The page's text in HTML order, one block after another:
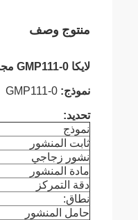
منتوج وصف
لايكا GMP111-0 مجموعة منشور عاكس صغير للمسح مع 4 أقطاب لمحطة Leica Total
نموذج: GMP111-0
تحديد:
نموذج
ثابت المنشور
نشور زجاجي
مادة المنشور
دقة التمركز
نطاق:
حامل المنشور